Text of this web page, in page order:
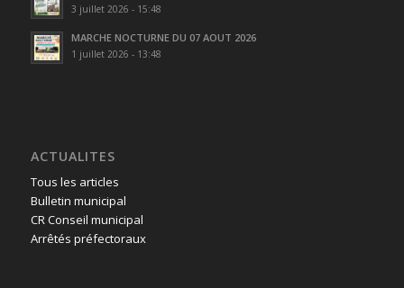
3 juillet 2026 - 15:48
MARCHE NOCTURNE DU 07 AOUT 2026
1 juillet 2026 - 13:48
ACTUALITES
Tous les articles
Bulletin municipal
CR Conseil municipal
Arrêtés préfectoraux